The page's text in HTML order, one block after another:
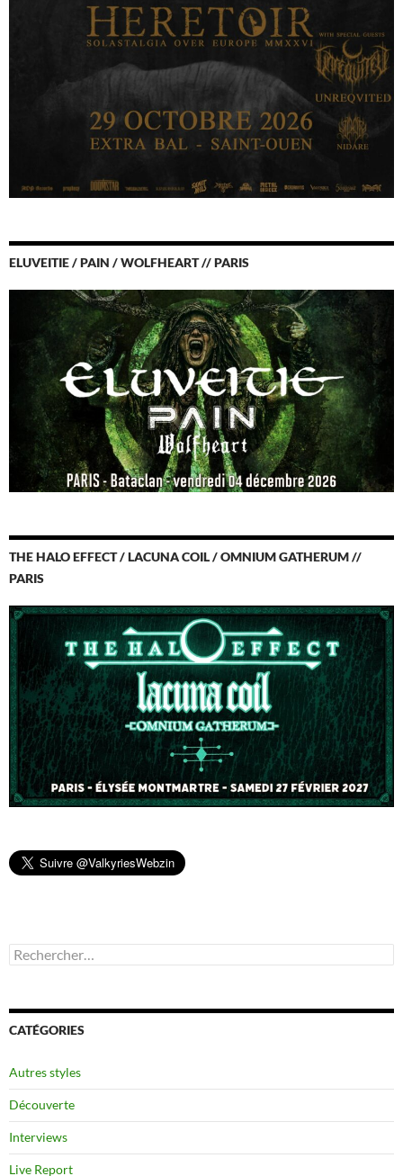
ELUVEITIE / PAIN / WOLFHEART // PARIS
THE HALO EFFECT / LACUNA COIL / OMNIUM GATHERUM //
PARIS
Rechercher :
CATÉGORIES
Autres styles
Découverte
Interviews
Live Report